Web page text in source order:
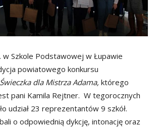
w Szkole Podstawowej w Łupawie
powiatowego konkursu
Świeczka dla Mistrza Adama, którego
pani Kamila Rejtner. W tegorocznych
udział 23 reprezentantów 9 szkół.
o odpowiednią dykcję, intonację oraz